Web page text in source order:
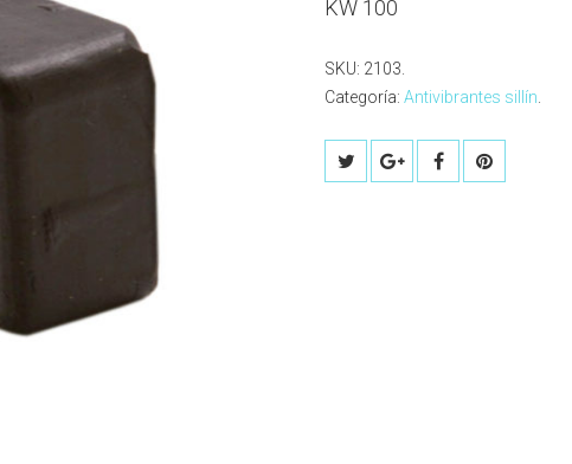
KW 100
SKU: 2103
Categoría: Antivibrantes sillín